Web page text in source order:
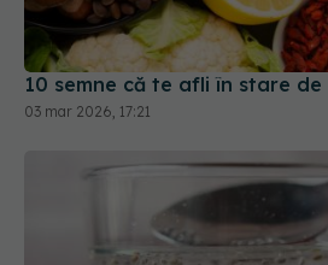
10 semne că te afli în stare de
03 mar 2026, 17:21